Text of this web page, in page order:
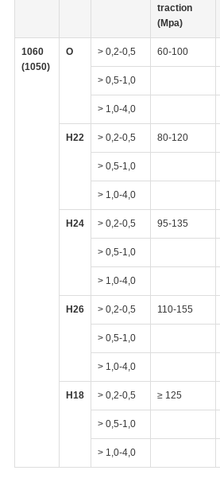
traction
(Mpa)
1060
(1050)
O > 0,2-0,5 60-100
> 0,5-1,0
> 1,0-4,0
H22 > 0,2-0,5 80-120
> 0,5-1,0
> 1,0-4,0
H24 > 0,2-0,5 95-135
> 0,5-1,0
> 1,0-4,0
H26 > 0,2-0,5 110-155
> 0,5-1,0
> 1,0-4,0
H18 > 0,2-0,5 ≥ 125
> 0,5-1,0
> 1,0-4,0